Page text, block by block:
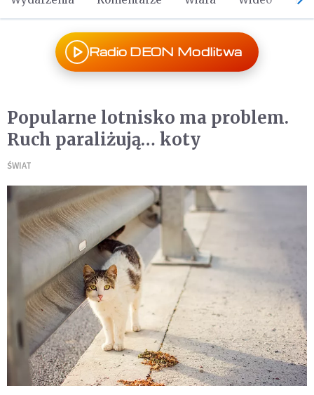
Radio DEON Modlitwa
Popularne lotnisko ma problem.
Ruch paraliżują… koty
ŚWIAT